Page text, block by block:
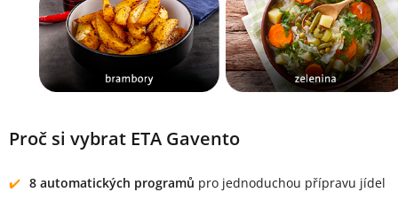
Proč si vybrat ETA Gavento
8 automatických programů pro jednoduchou přípravu jídel